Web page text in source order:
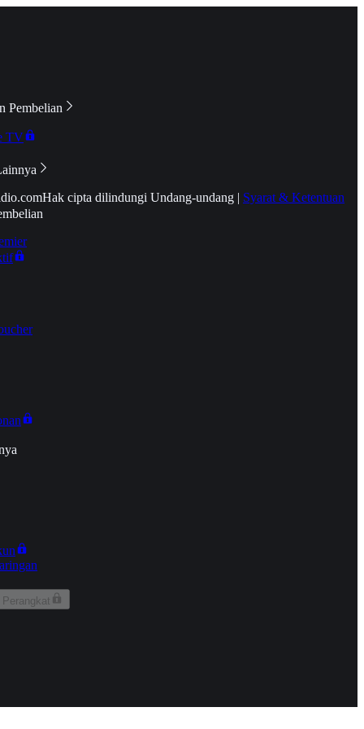
Pembelian
TV
Hak cipta dilindungi Undang-undang | Syarat & Ketentuan